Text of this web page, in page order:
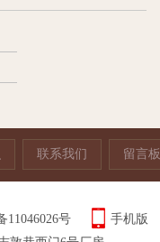
联系我们 留言板
11046026号
手机版